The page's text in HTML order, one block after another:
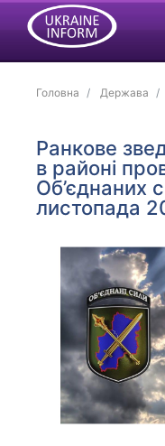
Головна Держава
Ранкове
в районі
Об’єднаних
листопада